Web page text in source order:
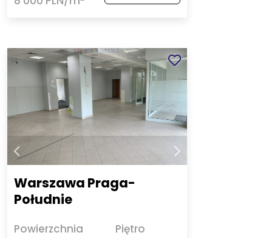
Warszawa Praga-
Południe
Powierzchnia
Piętro